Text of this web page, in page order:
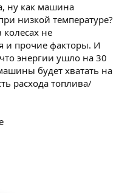
ну как машина
низкой температуре?
колесах не
и прочие факторы. И
энергии ушло на 30
будет хватать на
расхода топлива/